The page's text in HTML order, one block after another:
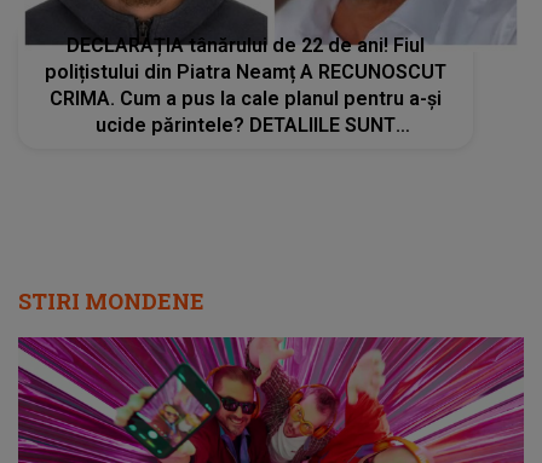
DECLARAȚIA tânărului de 22 de ani! Fiul
polițistului din Piatra Neamț A RECUNOSCUT
CRIMA. Cum a pus la cale planul pentru a-și
ucide părintele? DETALIILE SUNT
STIRI MONDENE